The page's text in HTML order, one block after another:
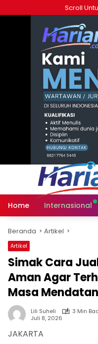
ke
Scroll
Home Internasional
Beranda Artikel
Artikel
Simak Cara
Aman Agar
Masa
Lili Suheli
3 Min
Juli 8, 2026
JAKARTA